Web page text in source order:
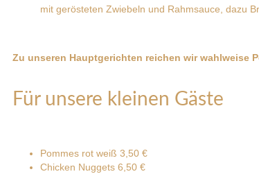
mit gerösteten Zwiebeln und Rahmsauce, dazu
Zu unseren Hauptgerichten reichen wir wahlweise
Für unsere kleinen Gäste
Pommes rot weiß 3,50 €
Chicken Nuggets 6,50 €